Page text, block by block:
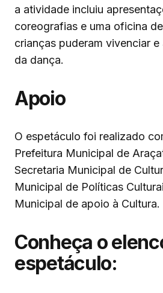
a atividade incluiu
coreografias e uma oficina
crianças puderam vivenciar
da dança.
Apoio
O espetáculo foi realizado
Prefeitura Municipal de
Secretaria Municipal de
Municipal de Políticas
Municipal de apoio à Cultura.
Conheça o
espetáculo: